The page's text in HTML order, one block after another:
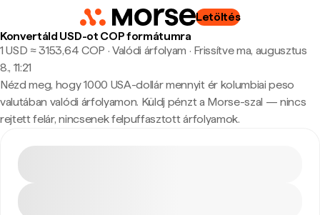
Letöltés
Konvertáld USD-ot COP formátumra
1 USD ≈ 3153,64 COP · Valódi árfolyam · Frissítve ma, augusztus
8., 11:21
Nézd meg, hogy 1000 USA-dollár mennyit ér kolumbiai peso
valutában valódi árfolyamon. Küldj pénzt a Morse-szal — nincs
rejtett felár, nincsenek felpuffasztott árfolyamok.